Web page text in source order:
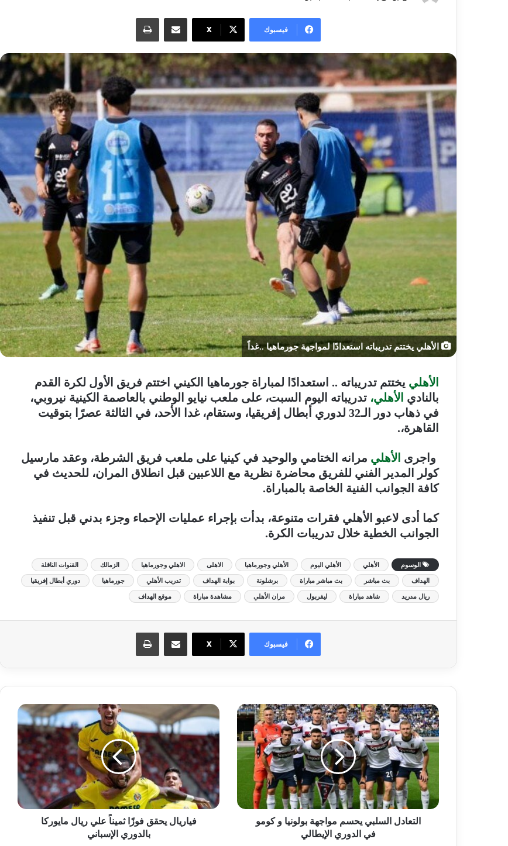
فيسبوك X
مشاركة عبر البريد طباعة
الأهلي يختتم تدريباته استعدادًا لمواجهة جورماهيا ..غداً
الأهلي يختتم تدريباته .. استعدادًا لمباراة جورماهيا الكيني اختتم فريق الأول لكرة القدم
بالنادي الأهلي، تدريباته اليوم السبت، على ملعب نيايو الوطني بالعاصمة الكينية نيروبي،
في ذهاب دور الـ32 لدوري أبطال إفريقيا، وستقام، غدا الأحد، في الثالثة عصرًا بتوقيت
القاهرة،.
واجرى الأهلي مرانه الختامي والوحيد في كينيا على ملعب فريق الشرطة، وعقد مارسيل
كولر المدير الفني للفريق محاضرة نظرية مع اللاعبين قبل انطلاق المران، للحديث في
كافة الجوانب الفنية الخاصة بالمباراة.
كما أدى لاعبو الأهلي فقرات متنوعة، بدأت بإجراء عمليات الإحماء وجزء بدني قبل تنفيذ
الجوانب الخطية خلال تدريبات الكرة.
الوسوم الأهلي الأهلي اليوم الأهلي وجورماهيا الاهلى الاهلي وجورماهيا الزمالك القنوات الناقلة
الهداف بث مباشر بث مباشر مباراة برشلونة بوابة الهداف تدريب الأهلي جورماهيا دوري أبطال إفريقيا
ريال مدريد شاهد مباراة ليفربول مران الأهلي مشاهدة مباراة موقع الهداف
فيسبوك X
مشاركة عبر البريد طباعة
التعادل السلبي يحسم مواجهة بولونيا و كومو
في الدوري الإيطالي
فياريال يحقق فوزًا ثميناً علي ريال مايوركا
بالدوري الإسباني